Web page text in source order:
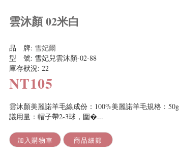
雲沐顏 02米白
品 牌: 雪妃爾
型 號: 雪妃兒雲沐顏-02-88
庫存狀況: 22
NT105
雲沐顏美麗諾羊毛線成份：100%美麗諾羊毛規格：
議用量：帽子帶2-3球，圍�...
加入購物車 商品細節